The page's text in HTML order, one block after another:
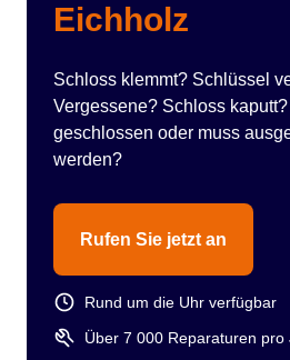
Eichholz
Schloss klemmt? Schlüssel
Vergessene? Schloss
geschlossen oder muss
werden?
Rufen Sie jetzt an
Rund um die Uhr verfügbar
Über 7 000 Reparaturen pro